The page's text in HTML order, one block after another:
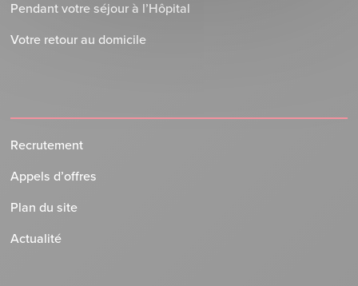
Pendant votre séjour à l’Hôpital
Votre retour au domicile
Recrutement
Appels d’offres
Plan du site
Actualité